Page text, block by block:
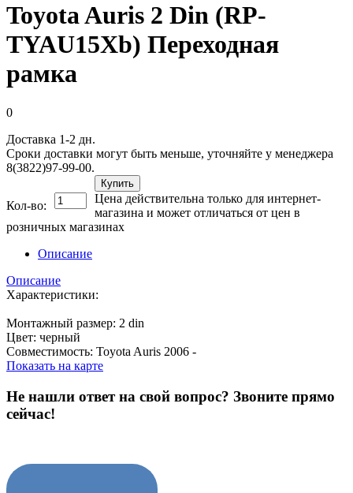
Toyota Auris 2 Din (RP-
TYAU15Xb) Переходная
рамка
0
Доставка 1-2 дн.
Сроки доставки могут быть меньше, уточняйте у менеджера
8(3822)97-99-00.
Кол-во:
Купить
Цена действительна только для интернет-
магазина и может отличаться от цен в
розничных магазинах
Описание
Описание
Характеристики:
Монтажный размер: 2 din
Цвет: черный
Совместимость: Toyota Auris 2006 -
Показать на карте
Не нашли ответ на свой вопрос? Звоните прямо
сейчас!